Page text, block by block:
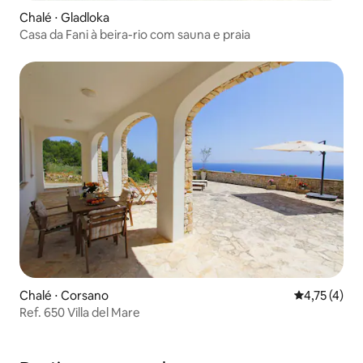
Chalé ⋅ Gladloka
Casa da Fani à beira-rio com sauna e praia
Chalé ⋅ Corsano 4,75 de
4,75 (4)
Ref. 650 Villa del Mare